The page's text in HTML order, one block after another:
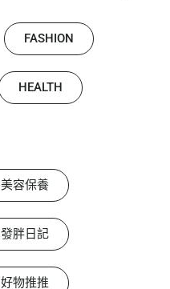
FASHION
HEALTH
美容保養
發胖日記
好物推推